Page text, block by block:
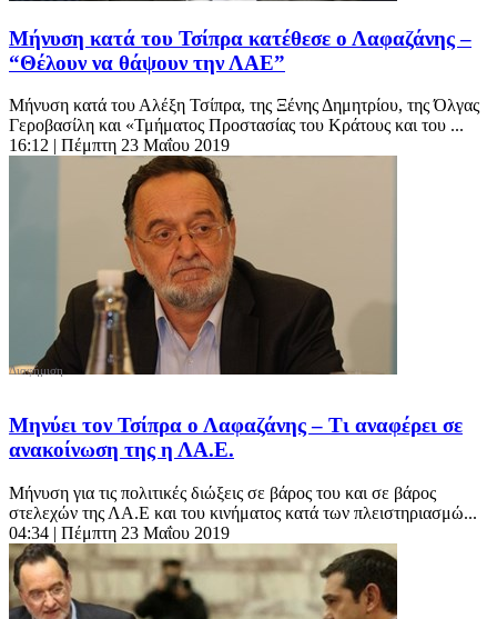
Μήνυση κατά του Τσίπρα κατέθεσε ο Λαφαζάνης –
“Θέλουν να θάψουν την ΛΑΕ”
Μήνυση κατά του Αλέξη Τσίπρα, της Ξένης Δημητρίου, της Όλγας
Γεροβασίλη και «Τμήματος Προστασίας του Κράτους και του ...
16:12 | Πέμπτη 23 Μαΐου 2019
Μηνύει τον Τσίπρα ο Λαφαζάνης – Τι αναφέρει σε
ανακοίνωση της η ΛΑ.Ε.
Μήνυση για τις πολιτικές διώξεις σε βάρος του και σε βάρος
στελεχών της ΛΑ.Ε και του κινήματος κατά των πλειστηριασμώ...
04:34 | Πέμπτη 23 Μαΐου 2019